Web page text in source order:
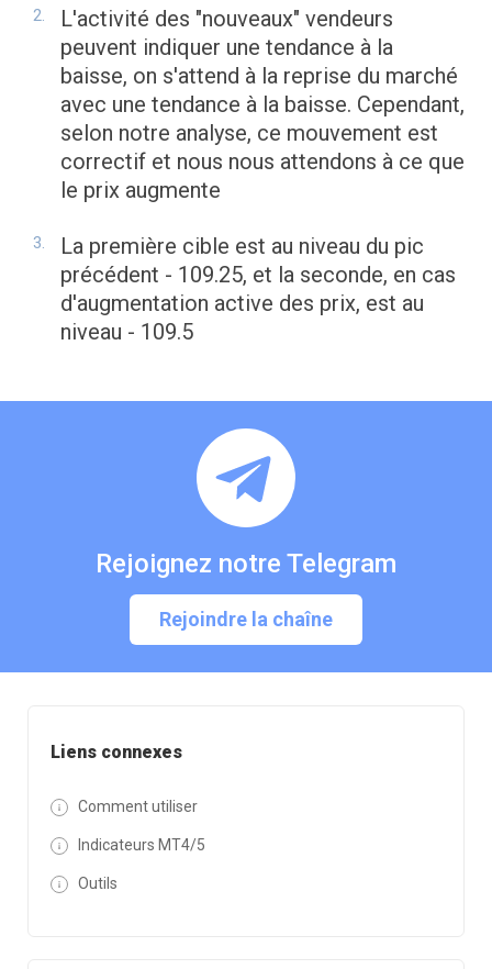
Liens connexes
Comment utiliser
Indicateurs MT4/5
Outils
L'activité des "nouveaux" vendeurs
peuvent indiquer une tendance à la
baisse, on s'attend à la reprise du marché
avec une tendance à la baisse. Cependant,
selon notre analyse, ce mouvement est
correctif et nous nous attendons à ce que
le prix augmente
La première cible est au niveau du pic
précédent - 109.25, et la seconde, en cas
d'augmentation active des prix, est au
niveau - 109.5
Rejoignez notre Telegram
Rejoindre la chaîne